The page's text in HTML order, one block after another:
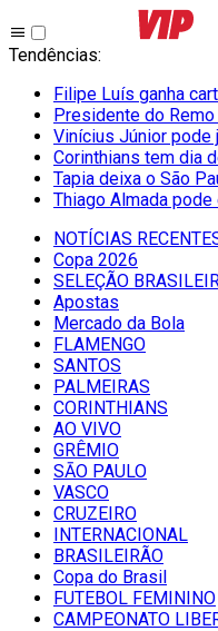
Tendências:
Filipe Luís ganha
Presidente do
Vinícius Júnior pode
Corinthians tem dia
Tapia deixa o São
Thiago Almada pode
NOTÍCIAS
Copa 2026
SELEÇÃO
Apostas
Mercado da Bola
FLAMENGO
SANTOS
PALMEIRAS
CORINTHIANS
AO VIVO
GRÊMIO
SĀO PAULO
VASCO
CRUZEIRO
INTERNACIONAL
BRASILEIRÃO
Copa do Brasil
FUTEBOL FEMININO
CAMPEONATO